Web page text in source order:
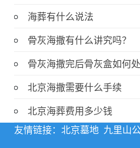
海葬有什么说法
骨灰海撒有什么讲究吗？
骨灰海撒完后骨灰盒如何处
北京海撒需要什么手续
北京海葬费用多少钱
友情链接： 北京墓地 九里山